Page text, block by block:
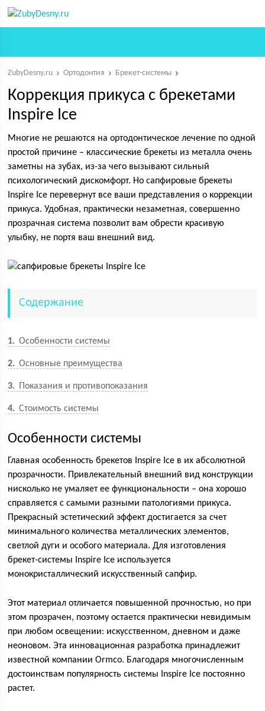
ZubyDesny.ru Ортодонтия Брекет-системы
Коррекция прикуса с брекетами
Inspire Ice
Многие не решаются на ортодонтическое лечение по одной
простой причине – классические брекеты из металла очень
заметны на зубах, из-за чего вызывают сильный
психологический дискомфорт. Но сапфировые брекеты
Inspire Ice перевернут все ваши представления о коррекции
прикуса. Удобная, практически незаметная, совершенно
прозрачная система позволит вам обрести красивую
улыбку, не портя ваш внешний вид.
Содержание
1 Особенности системы
2 Основные преимущества
3 Показания и противопоказания
4 Стоимость системы
Особенности системы
Главная особенность брекетов Inspire Ice в их абсолютной
прозрачности. Привлекательный внешний вид конструкции
нисколько не умаляет ее функциональности – она хорошо
справляется с самыми разными патологиями прикуса.
Прекрасный эстетический эффект достигается за счет
минимального количества металлических элементов,
светлой дуги и особого материала. Для изготовления
брекет-системы Inspire Ice используется
монокристаллический искусственный сапфир.
Этот материал отличается повышенной прочностью, но при
этом прозрачен, поэтому остается практически невидимым
при любом освещении: искусственном, дневном и даже
неоновом. Эта инновационная разработка принадлежит
известной компании Ormco. Благодаря многочисленным
достоинствам популярность системы Inspire Ice постоянно
растет.